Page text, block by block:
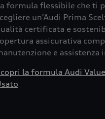
formula flessibile che ti
un’Audi Prima
certificata e
assicurativa
e assistenza
la formula Audi